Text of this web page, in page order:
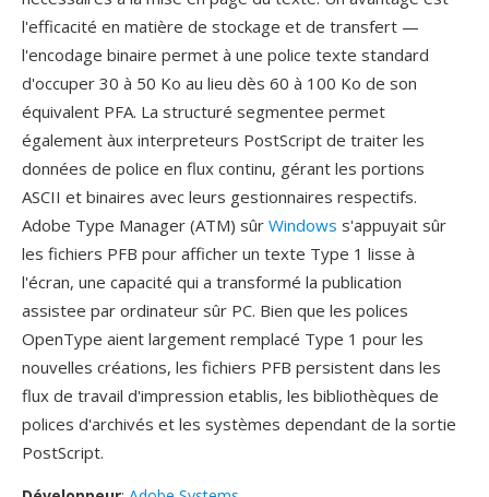
l'efficacité en matière de stockage et de transfert —
l'encodage binaire permet à une police texte standard
d'occuper 30 à 50 Ko au lieu dès 60 à 100 Ko de son
équivalent PFA. La structuré segmentee permet
également àux interpreteurs PostScript de traiter les
données de police en flux continu, gérant les portions
ASCII et binaires avec leurs gestionnaires respectifs.
Adobe Type Manager (ATM) sûr Windows s'appuyait sûr
les fichiers PFB pour afficher un texte Type 1 lisse à
l'écran, une capacité qui a transformé la publication
assistee par ordinateur sûr PC. Bien que les polices
OpenType aient largement remplacé Type 1 pour les
nouvelles créations, les fichiers PFB persistent dans les
flux de travail d'impression etablis, les bibliothèques de
polices d'archivés et les systèmes dependant de la sortie
PostScript.